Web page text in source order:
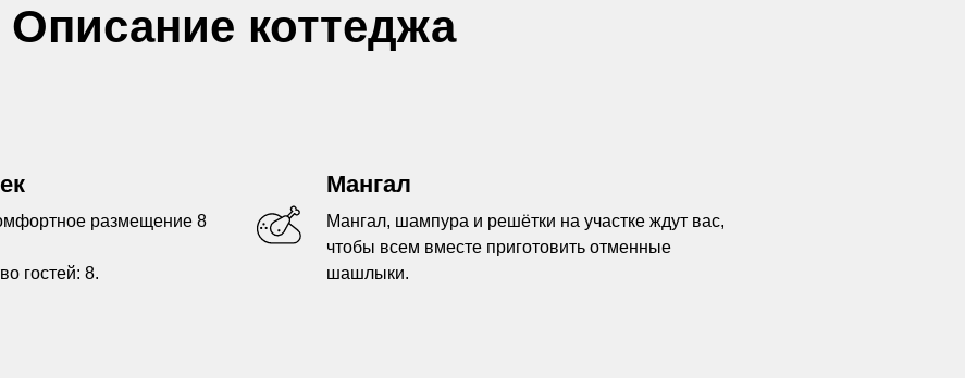
Описание коттеджа
размещение 8
гостей: 8.
Мангал
Мангал, шампура и решётки на участке ждут вас,
чтобы всем вместе приготовить отменные
шашлыки.